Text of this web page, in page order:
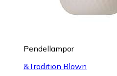
Pendellampor
&Tradition Blown